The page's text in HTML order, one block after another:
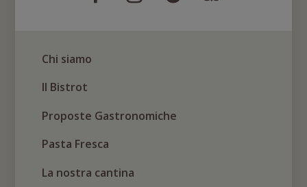
Chi siamo
Il Bistrot
Proposte Gastronomiche
Pasta Fresca
La nostra cantina